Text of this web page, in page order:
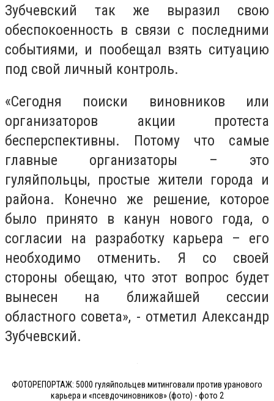
Зубчевский так же выразил свою
обеспокоенность в связи с последними
событиями, и пообещал взять ситуацию
под свой личный контроль.
«Сегодня поиски виновников или
организаторов акции протеста
бесперспективны. Потому что самые
главные организаторы – это
гуляйпольцы, простые жители города и
района. Конечно же решение, которое
было принято в канун нового года, о
согласии на разработку карьера – его
необходимо отменить. Я со своей
стороны обещаю, что этот вопрос будет
вынесен на ближайшей сессии
областного совета», - отметил Александр
Зубчевский.
ФОТОРЕПОРТАЖ: 5000 гуляйпольцев митинговали против уранового
карьера и «псевдочиновников» (фото) - фото 2